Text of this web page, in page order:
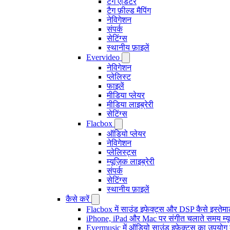
टैग फ़ील्ड मैपिंग
नेविगेशन
संपर्क
सेटिंग्स
स्थानीय फ़ाइलें
Evervideo
नेविगेशन
प्लेलिस्ट
फाइलें
मीडिया प्लेयर
मीडिया लाइब्रेरी
सेटिंग्स
Flacbox
ऑडियो प्लेयर
नेविगेशन
प्लेलिस्ट्स
म्यूज़िक लाइब्रेरी
संपर्क
सेटिंग्स
स्थानीय फ़ाइलें
कैसे करें
Flacbox में साउंड इफेक्ट्स और DSP कैसे
iPhone, iPad और Mac पर संगीत चलाते समय
Evermusic में ऑडियो साउंड इफ़ेक्ट्स का उपयोग